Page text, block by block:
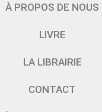
À PROPOS DE NOUS
LIVRE
LA LIBRAIRIE
CONTACT